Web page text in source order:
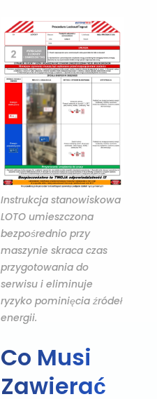
Instrukcja stanowiskowa
LOTO umieszczona
bezpośrednio przy
maszynie skraca czas
przygotowania do
serwisu i eliminuje
ryzyko pominięcia źródeł
energii.
Co Musi
Zawierać